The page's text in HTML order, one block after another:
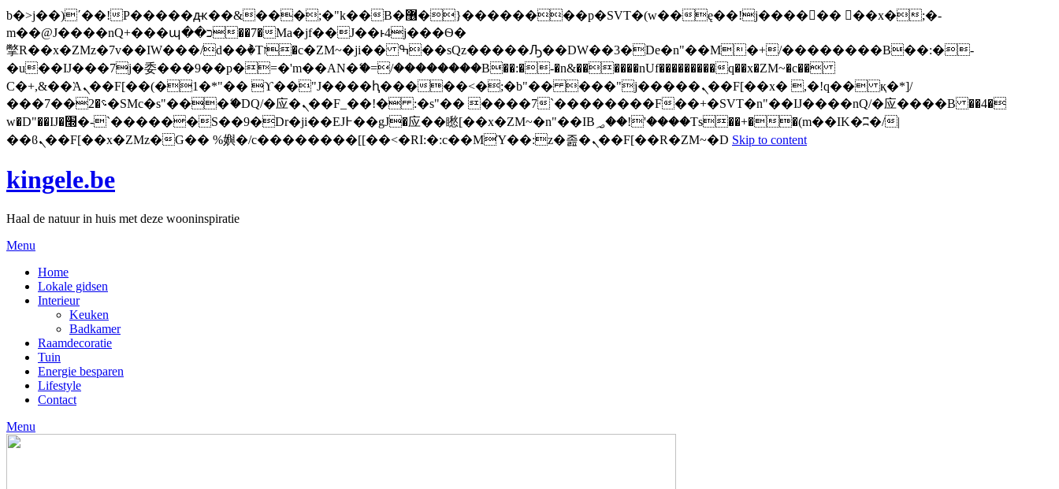
b�>j��)΄��!P�����ԫ��&���;�"k��B�޶�}��������p�SVT�(w��ę��!j������ ��x�;�-
m��@J����nQ+���պ��כ��7�Ma�jf��J��ͱ4j���Ѳ�
撆R��x�ZMz�7v��IW���/d��ٞ�Тז�c�ZM~�ji�� ߒ��sQz�����Ԡ��DW��3�De�n"��M�+/��������B��:�-
�u��IJ���7j�委���9��p�=�'m��AN�ޭ�=/��������B��:�-�n&������nUf���������q��x�ZM~�c��
Ϲ�+,&��Ὰܢ��F[��(�1�*"�� ϒ��"J����ԧ�����<�;�b"�� ���"j�����ܢ��F[��x� ,�!q�� қ�*]/
���؝�2��7�SMc�s"���ޭ�DQ/�应�ܢ��F_��!� :�s"�� ����7`��������F��+�SVT�n"��IJ����nQ/�应����B ��4�
w�D"��IJ�׭�-`������S��9�Dr�ji��EJ߅��gJ�应��矁[��x�ZM~�n"��IB؃��!'����Тѕ��+��(m��IK�ʭ�/|
��ϐܢ��F[��x�ZMz�G�� %嬩�/c��������[[��<�RI:�:c��MΎ��:z�졾�ܢ��F[��R�ZM~�D Skip to content
kingele.be
Haal de natuur in huis met deze wooninspiratie
Menu
Home
Lokale gidsen
Interieur
Keuken
Badkamer
Raamdecoratie
Tuin
Energie besparen
Lifestyle
Contact
Menu